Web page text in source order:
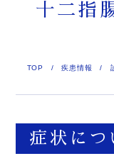
十二指
TOP /疾患情報 /
症状につ